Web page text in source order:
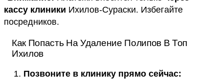
кассу клиники Ихилов-Сураски. Избегайте
посредников.
Как Попасть На Удаление Полипов В Топ
Ихилов
Позвоните в клинику прямо сейчас: